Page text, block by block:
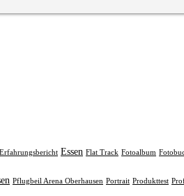
Erfahrungsbericht Essen Flat Track Fotoalbum
Pflugbeil Arena Oberhausen Portrait Produkttest